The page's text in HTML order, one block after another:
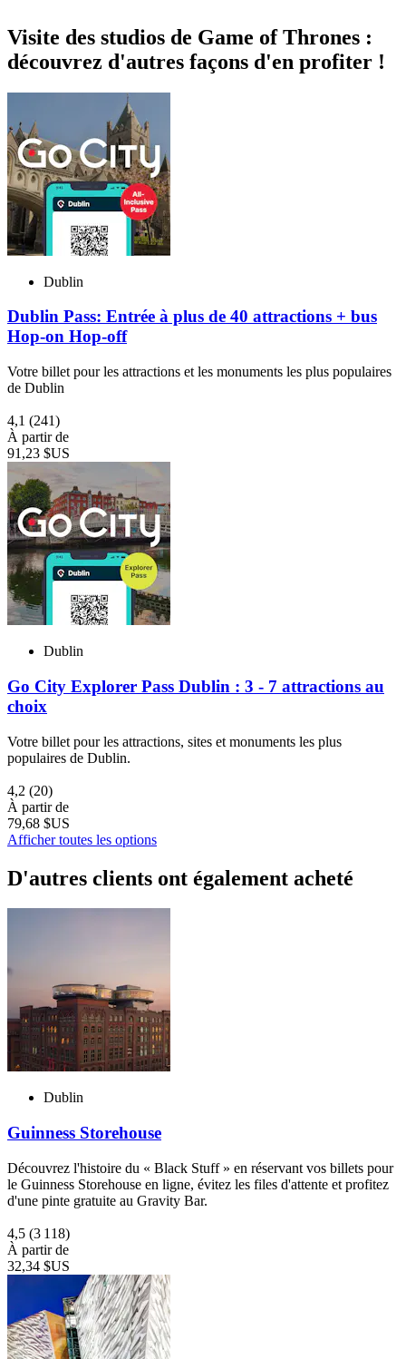
Visite des studios de Game of Thrones :
découvrez d'autres façons d'en profiter !
Dublin
Dublin Pass: Entrée à plus de 40 attractions + bus
Hop-on Hop-off
Votre billet pour les attractions et les monuments les plus populaires
de Dublin
4,1 (241)
À partir de
91,23 $US
Dublin
Go City Explorer Pass Dublin : 3 - 7 attractions au
choix
Votre billet pour les attractions, sites et monuments les plus
populaires de Dublin.
4,2 (20)
À partir de
79,68 $US
Afficher toutes les options
D'autres clients ont également acheté
Dublin
Guinness Storehouse
Découvrez l'histoire du « Black Stuff » en réservant vos billets pour
le Guinness Storehouse en ligne, évitez les files d'attente et profitez
d'une pinte gratuite au Gravity Bar.
4,5 (3 118)
À partir de
32,34 $US